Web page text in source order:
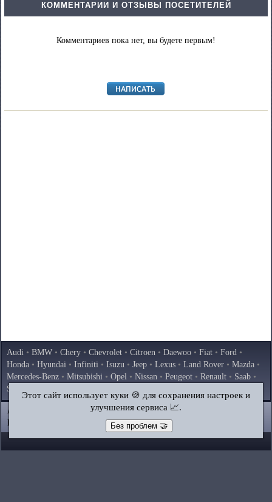
КОММЕНТАРИИ И ОТЗЫВЫ ПОСЕТИТЕЛЕЙ
Комментариев пока нет, вы будете первым!
Audi • BMW • Chery • Chevrolet • Citroen • Daewoo • Fiat • Ford •
Honda • Hyundai • Infiniti • Isuzu • Jeep • Lexus • Land Rover • Mazda •
Mercedes-Benz • Mitsubishi • Opel • Nissan • Peugeot • Renault • Saab •
Skoda
Volkswagen
AutoInstruction.ru © 2020–2026|Полная версия
Карта сайта
Контакты|Поиск по сайту
Этот сайт использует куки 🍪 для сохранения настроек и
улучшения сервиса 📈.
Без проблем 🤝